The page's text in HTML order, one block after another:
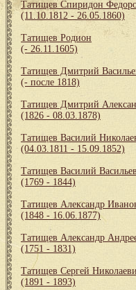
Татищев Спиридон
(11.10.1812 - 26.05.1860)
Татищев Родион
(- 26.11.1605)
Татищев Дмитрий
(- после 1818)
Татищев Дмитрий
(1826 - 08.03.1878)
Татищев Василий
(04.03.1811 - 15.09.1852)
Татищев Василий
(1769 - 1844)
Татищев Александр
(1848 - 16.06.1877)
Татищев Александр
(1751 - 1831)
Татищев Сергей
(1891 - 1893)